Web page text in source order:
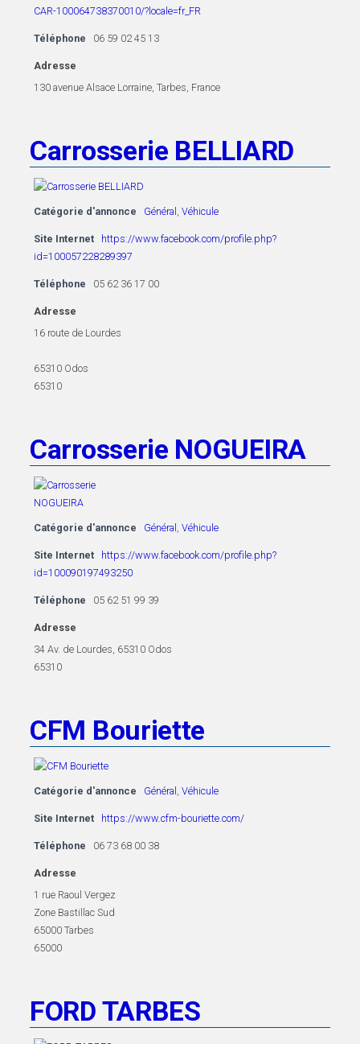
CAR-100064738370010/?locale=fr_FR
Téléphone 06 59 02 45 13
Adresse
130 avenue Alsace Lorraine, Tarbes, France
Carrosserie BELLIARD
Catégorie d'annonce Général Véhicule
Site Internet
https://www.facebook.com/profile.php?
id=100057228289397
Téléphone 05 62 36 17 00
Adresse
16 route de Lourdes
65310 Odos
65310
Carrosserie NOGUEIRA
Catégorie d'annonce Général Véhicule
Site Internet
https://www.facebook.com/profile.php?
id=100090197493250
Téléphone 05 62 51 99 39
Adresse
34 Av. de Lourdes, 65310 Odos
65310
CFM Bouriette
Catégorie d'annonce Général Véhicule
Site Internet https://www.cfm-bouriette.com/
Téléphone 06 73 68 00 38
Adresse
1 rue Raoul Vergez
Zone Bastillac Sud
65000 Tarbes
65000
FORD TARBES